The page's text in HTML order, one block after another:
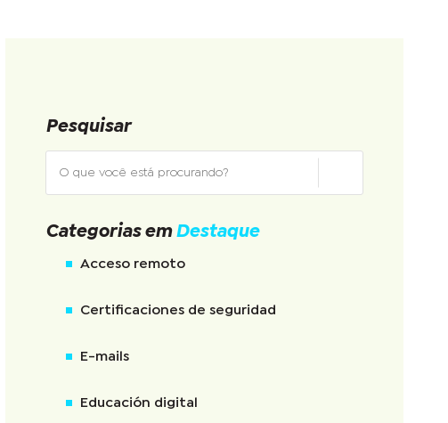
Pesquisar
Categorias em Destaque
Acceso remoto
Certificaciones de seguridad
E-mails
Educación digital